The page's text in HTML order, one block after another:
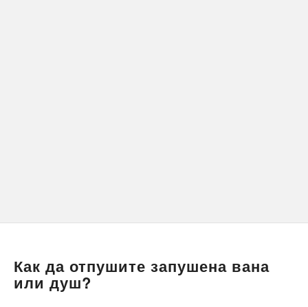
Как да отпушите запушена вана
или душ?